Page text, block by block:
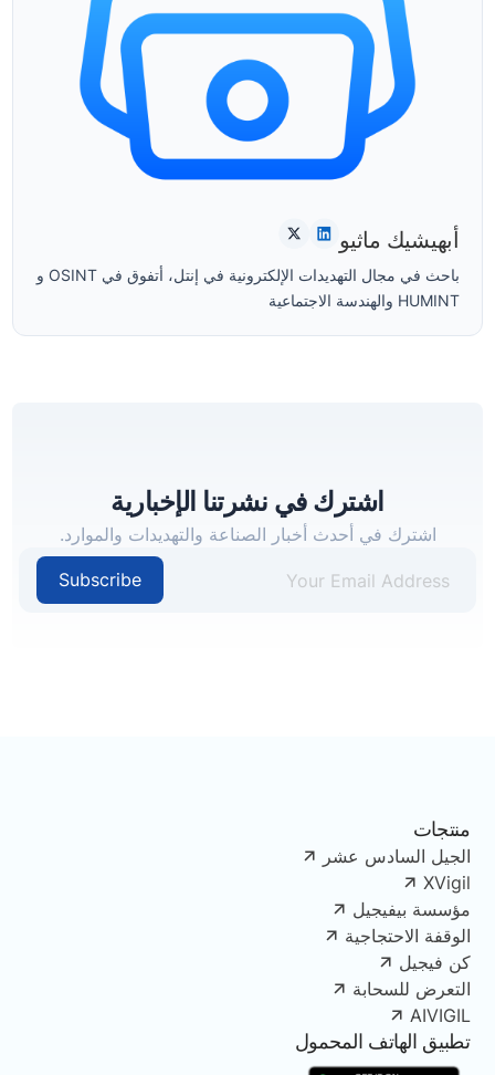
أبهيشيك ماثيو
باحث في مجال التهديدات الإلكترونية في إنتل، أتفوق في OSINT و
HUMINT والهندسة الاجتماعية
اشترك في نشرتنا الإخبارية
اشترك في أحدث أخبار الصناعة والتهديدات والموارد.
Subscribe
منتجات
الجيل السادس عشر
XVigil
مؤسسة بيفيجيل
الوقفة الاحتجاجية
كن فيجيل
التعرض للسحابة
AIVIGIL
تطبيق الهاتف المحمول